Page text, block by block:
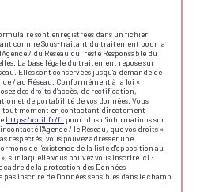
sont enregistrées dans un fichier
comme Sous-traitant du traitement pour la
/ du Réseau qui reste Responsable du
La base légale du traitement repose sur
Elles sont conservées jusqu'à demande de
/ au Réseau. Conformément à la loi «
des droits d’accès, de rectification,
et de portabilité de vos données. Vous
tout moment en contactant directement
https://cnil.fr/fr pour plus d’informations sur
contacté l'Agence / le Réseau, que vos droits «
respectés, vous pouvez adresser une
de l’existence de la liste d'opposition au
sur laquelle vous pouvez vous inscrire ici :
cadre de la protection des Données
inscrire de Données sensibles dans le champ